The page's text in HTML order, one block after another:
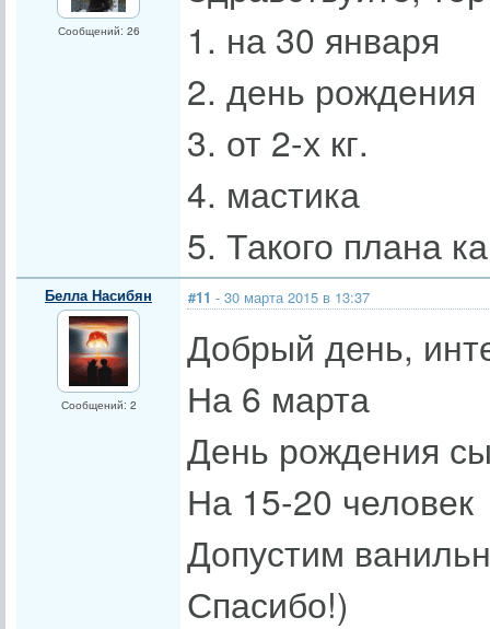
Сообщений: 26
1. на 30 января
2. день рождения
3. от 2-х кг.
4. мастика
5. Такого плана
Белла Насибян
Сообщений: 2
#11 - 30 марта 2015 в 13:37
Добрый день,
На 6 марта
День рождения
На 15-20 человек
Допустим
Спасибо!)